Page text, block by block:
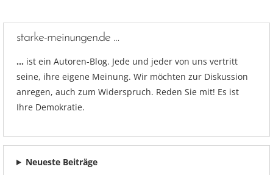
starke-meinungen.de …
… ist ein Autoren-Blog. Jede und jeder von uns vertritt
seine, ihre eigene Meinung. Wir möchten zur Diskussion
anregen, auch zum Widerspruch. Reden Sie mit! Es ist
Ihre Demokratie.
Neueste Beiträge